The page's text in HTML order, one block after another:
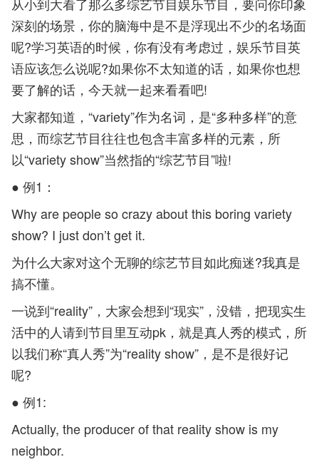
深刻的场景，你的脑海中是不是浮现出不少的名场面
呢?学习英语的时候，你有没有考虑过，娱乐节目英
语应该怎么说呢?如果你不太知道的话，如果你也想
要了解的话，今天就一起来看看吧!
大家都知道，“variety”作为名词，是“多种多样”的意
思，而综艺节目往往也包含丰富多样的元素，所
以“variety show”当然指的“综艺节目”啦!
● 例1：
Why are people so crazy about this boring variety
show? I just don’t get it.
为什么大家对这个无聊的综艺节目如此痴迷?我真是
搞不懂。
一说到“reality”，大家会想到“现实”，没错，把现实生
活中的人请到节目里互动pk，就是真人秀的模式，所
以我们称“真人秀”为“reality show”，是不是很好记
呢?
● 例1:
Actually, the producer of that reality show is my
neighbor.